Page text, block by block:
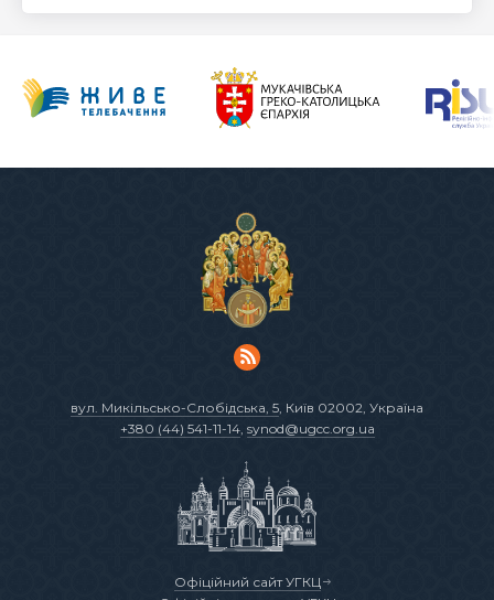
вул. Микільсько-Слобідська, 5, Київ 02002, Україна
+380 (44) 541-11-14, synod@ugcc.org.ua
Офіційний сайт УГКЦ